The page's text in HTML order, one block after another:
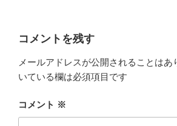
コメントを残す
メールアドレスが公開されることはあ
いている欄は必須項目です
コメント ※